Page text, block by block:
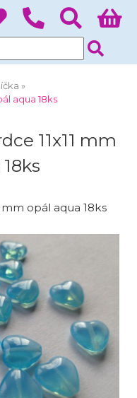
aqua 18ks
11x11 mm
mm opál aqua 18ks